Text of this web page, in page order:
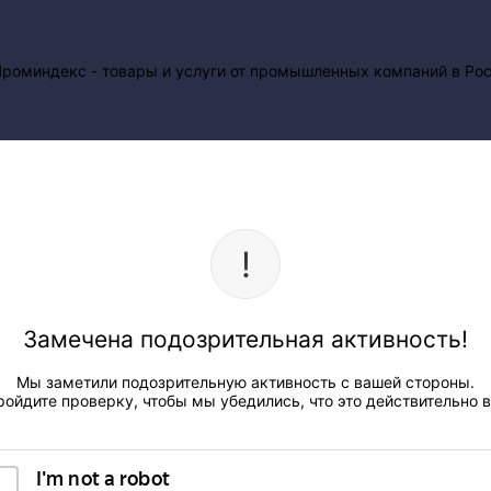
Замечена подозрительная активность!
Мы заметили подозрительную активность с вашей стороны.
проверку, чтобы мы убедились, что это действительно